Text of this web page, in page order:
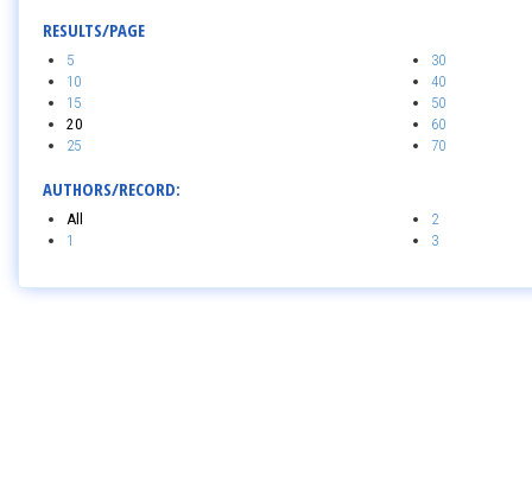
RESULTS/PAGE
5
10
15
20
25
30
40
50
60
70
AUTHORS/RECORD:
All
1
2
3